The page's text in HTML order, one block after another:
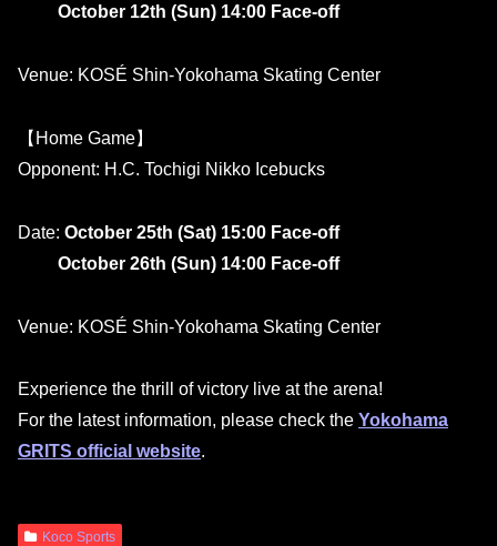
October 12th (Sun) 14:00 Face-off
Venue: KOSÉ Shin-Yokohama Skating Center
【Home Game】
Opponent: H.C. Tochigi Nikko Icebucks
Date: October 25th (Sat) 15:00 Face-off
October 26th (Sun) 14:00 Face-off
Venue: KOSÉ Shin-Yokohama Skating Center
Experience the thrill of victory live at the arena!
For the latest information, please check the Yokohama
GRITS official website.
Koco Sports